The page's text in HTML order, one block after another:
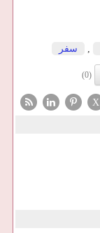
, سفر
(0)
X